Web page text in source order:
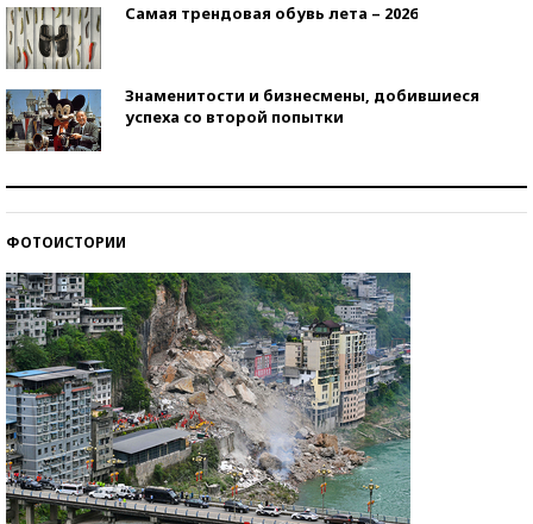
Самая трендовая обувь лета – 2026
Знаменитости и бизнесмены, добившиеся
успеха со второй попытки
ФОТОИСТОРИИ